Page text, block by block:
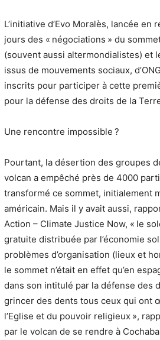
L’initiative d’Evo Moralès, lancée
jours des « négociations » du
(souvent aussi altermondialistes) et
issus de mouvements sociaux,
inscrits pour participer à cette
pour la défense des droits de la
Une rencontre impossible ?
Pourtant, la désertion des groupes
volcan a empêché près de 4000
transformé ce sommet, initialement
américain. Mais il y avait aussi,
Action – Climate Justice Now, « le
gratuite distribuée par l’économie
problèmes d’organisation (lieux et
le sommet n’était en effet qu’en
dans son intitulé par la défense des
grincer des dents tous ceux qui ont
l’Eglise et du pouvoir religieux »,
par le volcan de se rendre à